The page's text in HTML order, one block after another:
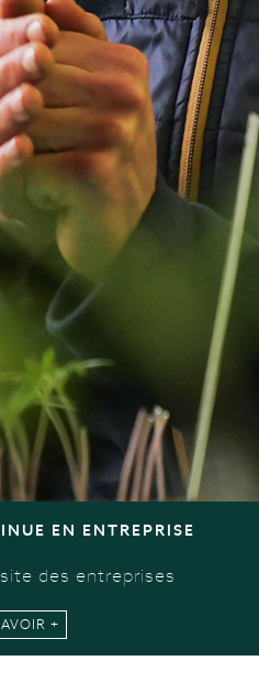
EN ENTREPRISE
des entreprises
+